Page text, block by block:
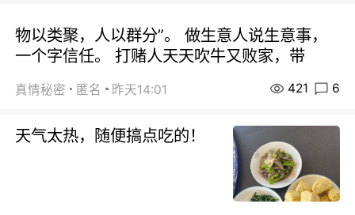
物以类聚，人以群分”。 做生意人说生意事，
一个字信任。 打赌人天天吹牛又败家，带
真情秘密 匿名 昨天14:01 421 6
天气太热，随便搞点吃的！